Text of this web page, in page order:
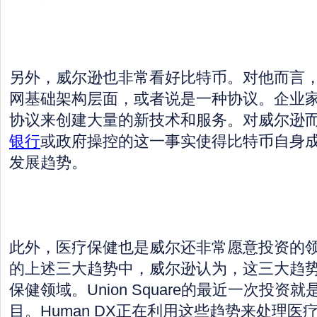
另外，威尔逊也非常看好比特币。对他而言
网基础架构层面，或者说是一种协议。企业
协议来创建大量的新技术和服务。对威尔逊
银行或政府操控的这一事实使得比特币自身
发展趋势。
此外，医疗保健也是威尔还非常愿意投资的
的上述三大趋势中，威尔逊认为，这三大趋
保健领域。Union Square的最近一次投资就
目。Human DX正在利用这些趋势来处理医